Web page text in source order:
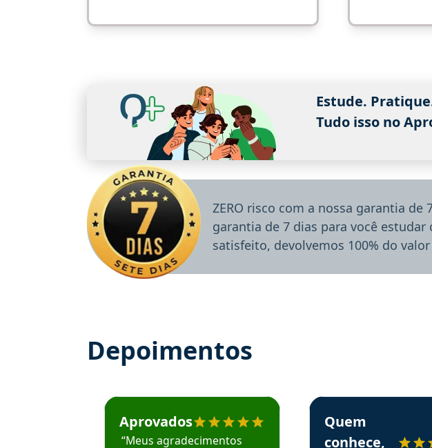
Estude.
Tudo isso no
ZERO risco com a nossa garantia
garantia de 7 dias para você
satisfeito, devolvemos 100% do
Depoimentos
Estudante José recomenda o Aprova Concursos em depoimento
Aprovados
“Meus agradecimentos
Estudante Sergio
Quem
conhece,